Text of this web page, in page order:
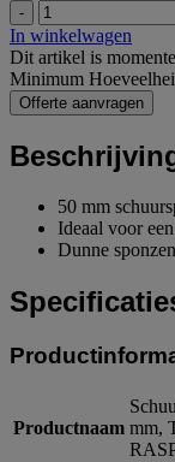
-
In winkelwagen
Dit artikel is
Minimum
Offerte aanvragen
50 mm
Ideaal voor
Dunne sponzen
Productnaam mm,